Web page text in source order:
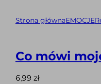
Strona głównaEMOCJE
Co mówi
6,99 zł